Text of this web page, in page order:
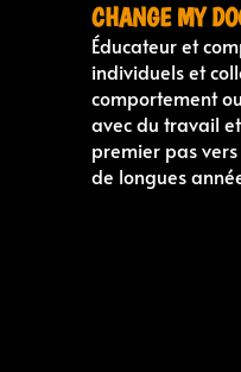
CHANGE MY
Éducateur et
individuels et
comportement
avec du travail
premier pas
de longues